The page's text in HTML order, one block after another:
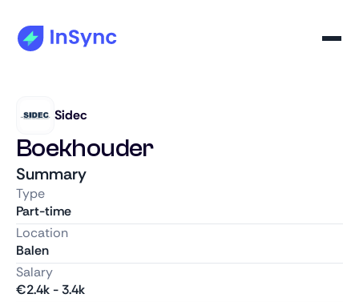
Sidec
Boekhouder
Summary
Type
Part-time
Location
Balen
Salary
€2.4k-3.4k